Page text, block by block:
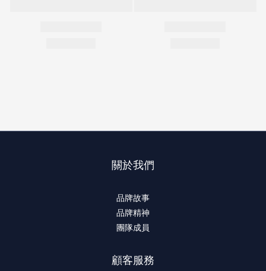
關於我們
品牌故事
品牌精神
團隊成員
顧客服務